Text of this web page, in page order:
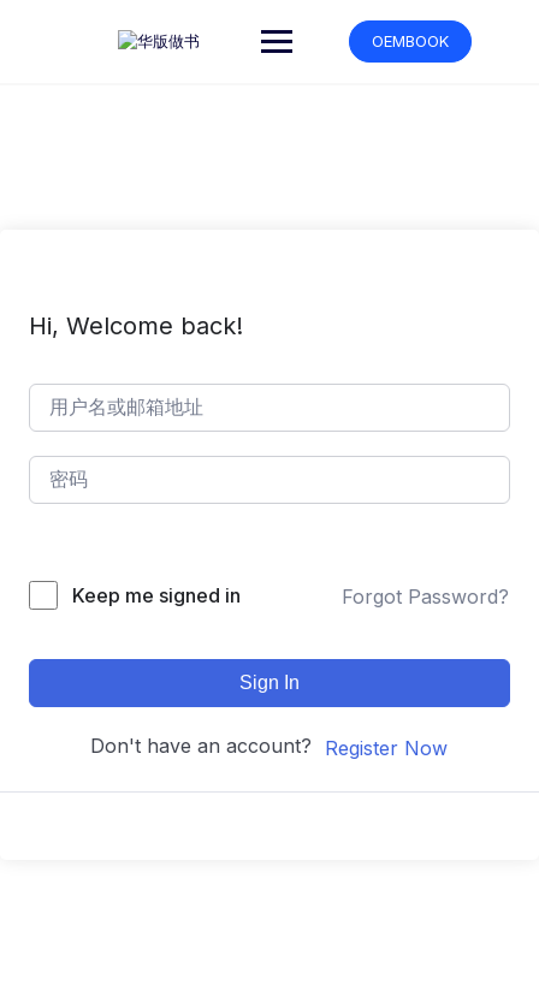
OEMBOOK
Hi, Welcome back!
Keep me signed in Forgot Password?
Sign In
Don't have an account? Register Now